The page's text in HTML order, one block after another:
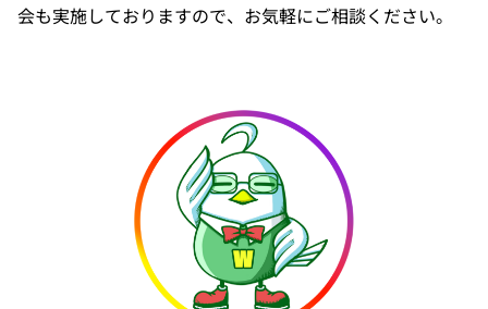
会も実施しておりますので、お気軽にご相談ください。